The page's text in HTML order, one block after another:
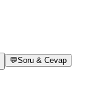
💬Soru & Cevap